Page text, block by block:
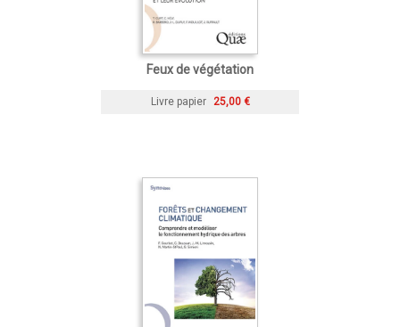
Feux de végétation
Livre papier 25,00 €